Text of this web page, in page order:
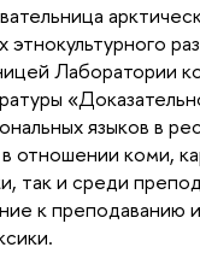
этнокультурного
Лаборатории
языков в
отношении коми,
так и среди
к преподаванию